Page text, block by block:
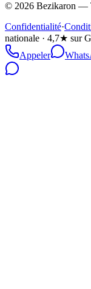
© 2026 Bezikaron —
Confidentialité·
nationale · 4,7★ sur
Appeler